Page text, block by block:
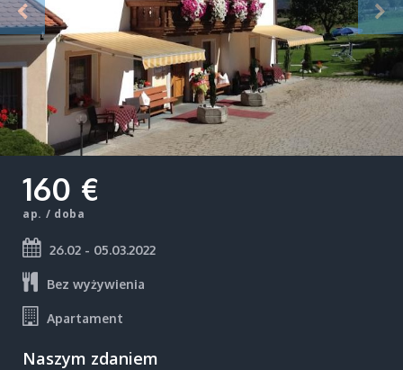
160 €
ap. / doba
26.02 - 05.03.2022
Bez wyżywienia
Apartament
Naszym zdaniem